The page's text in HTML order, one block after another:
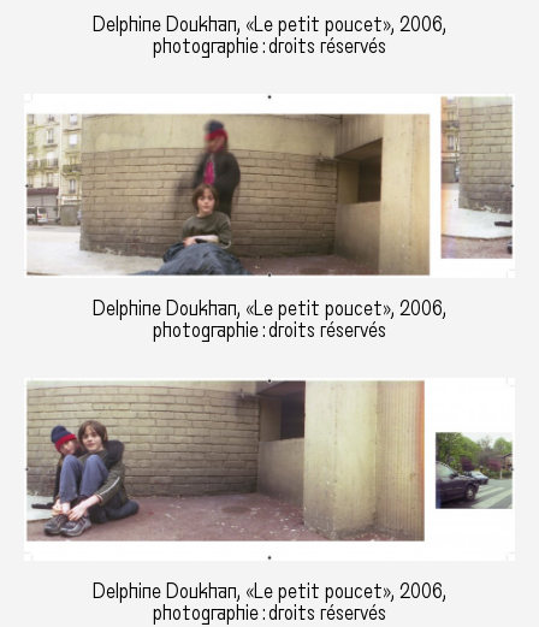
Delphine Doukhan, «Le petit poucet», 2006,
photographie : droits réservés
Delphine Doukhan, «Le petit poucet», 2006,
photographie : droits réservés
Delphine Doukhan, «Le petit poucet», 2006,
photographie : droits réservés